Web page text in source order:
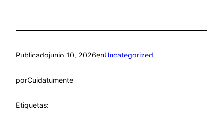
Publicadojunio 10, 2026enUncategorized
porCuidatumente
Etiquetas: